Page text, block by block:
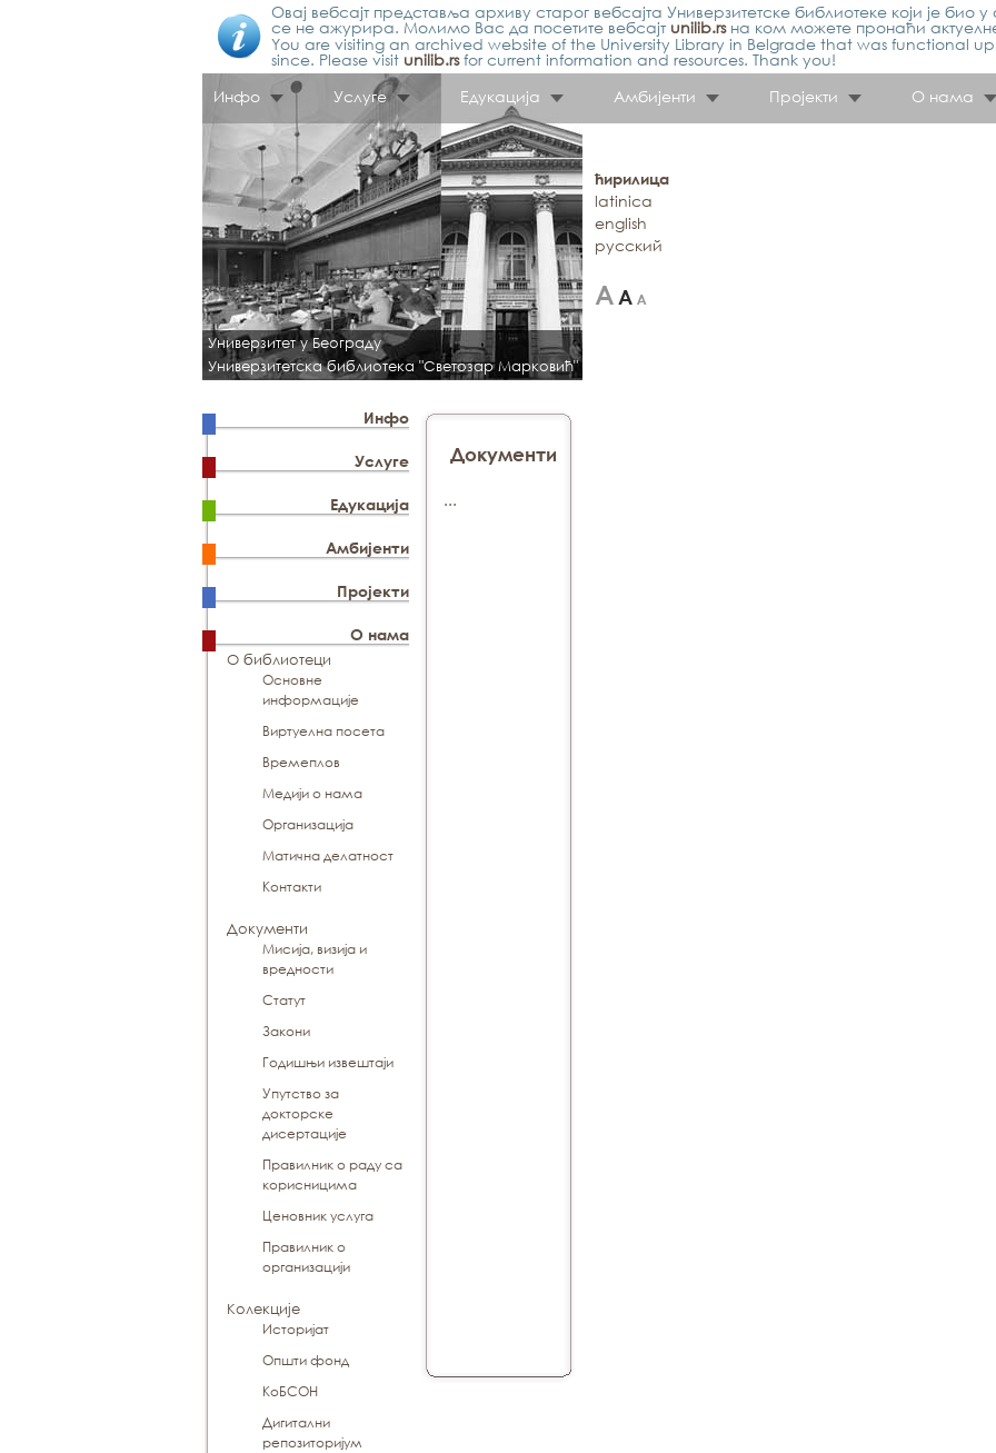
Овај вебсајт представља архиву старог вебсајта Универзитетске библиотеке који је био
се не ажурира. Молимо Вас да посетите вебсајт unilib.rsна ком можете пронаћи
You are visiting an archived website of the University Library in Belgrade that was functional
since. Please visit unilib.rsfor current information and resources. Thank you!
Инфо
Услуге Едукација Амбијенти Пројекти О нама
Универзитет у Београду
Универзитетска библиотека "Светозар Марковић"
ћирилица
latinica
english
русский
Инфо
Услуге
Едукација
Амбијенти
Пројекти
О нама
О библиотеци
Основне
информације
Виртуелна посета
Времеплов
Медији о нама
Организација
Матична делатност
Контакти
Документи
Мисија, визија и
вредности
Статут
Закони
Годишњи извештаји
Упутство за
докторске
дисертације
Правилник о раду са
корисницима
Ценовник услуга
Правилник о
организацији
Колекције
Историјат
Општи фонд
КоБСОН
Дигитални
репозиторијум
Документи
...